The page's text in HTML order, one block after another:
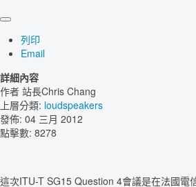
列印
Email
詳細內容
作者 站長Chris Chang
上層分類: loudspeakers
發佈: 04 三月 2012
點擊數: 8278
這次ITU-T SG15 Question 4會議是在法國電